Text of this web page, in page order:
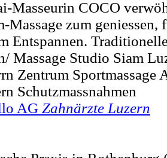
Masseurin COCO
Massage zum
Entspannen.
Massage Studio Siam
Zentrum Sportmassage
Schutzmassnahmen
AG Zahnärzte Luzern